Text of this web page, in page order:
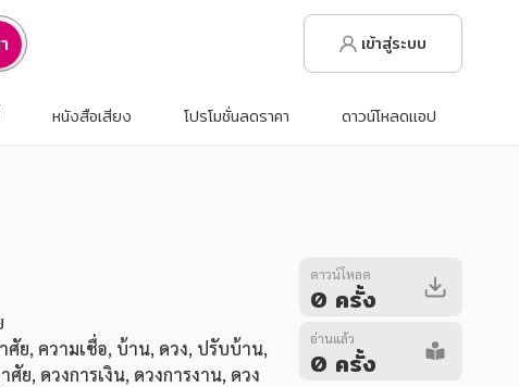
เข้าสู่ระบบ
หนังสือเสียง โปรโมชั่นลดราคา ดาวน์โหลดแอป
ศัย, ความเชื่อ, บ้าน, ดวง, ปรับบ้าน,
ศัย, ดวงการเงิน, ดวงการงาน, ดวง
ดาวน์โหลด
0 ครั้ง
อ่านแล้ว
0 ครั้ง